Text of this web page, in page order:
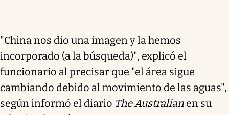
"China nos dio una imagen y la hemos
incorporado (a la búsqueda)", explicó el
funcionario al precisar que "el área sigue
cambiando debido al movimiento de las aguas",
según informó el diario The Australian en su